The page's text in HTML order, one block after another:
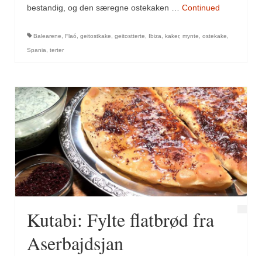
bestandig, og den særegne ostekaken … Continued
Balearene Flaó geitostkake geitostterte Ibiza kaker, mynte ostekake
Spania terter
Kutabi: Fylte flatbrød fra
Aserbajdsjan